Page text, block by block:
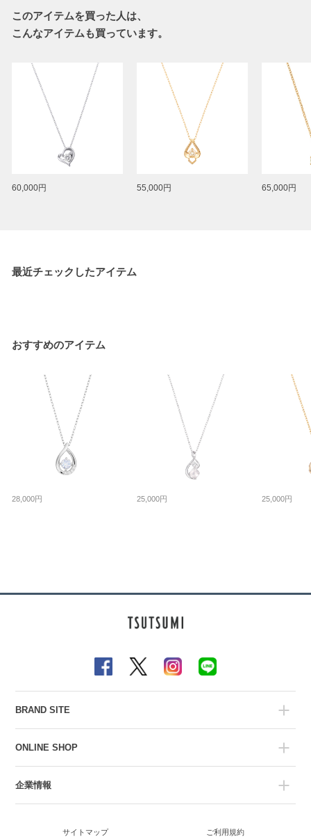
このアイテムを買った人は、
こんなアイテムも買っています。
60,000円 55,000円 65,000円
最近チェックしたアイテム
おすすめのアイテム
28,000円 25,000円 25,000円
BRAND SITE
ONLINE SHOP
企業情報
サイトマップ ご利用規約